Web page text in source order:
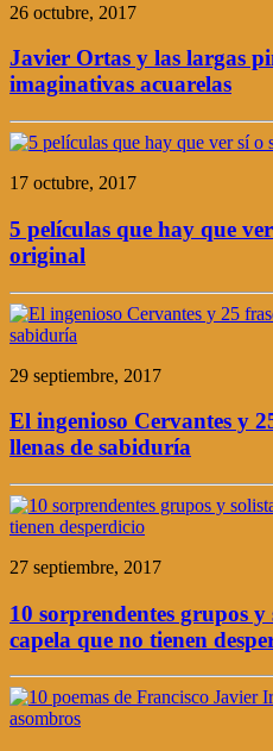
26 octubre, 2017
Javier Ortas y las largas
imaginativas acuarelas
17 octubre, 2017
5 películas que hay que
original
29 septiembre, 2017
El ingenioso Cervantes y
llenas de sabiduría
27 septiembre, 2017
10 sorprendentes grupos y
capela que no tienen